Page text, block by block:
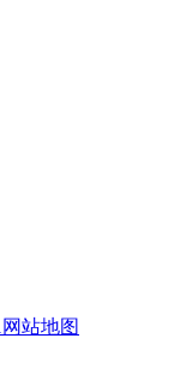
网站地图